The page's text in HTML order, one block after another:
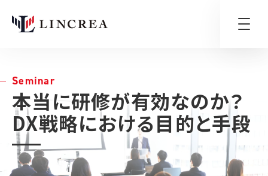
Seminar
本当に研修が有効なのか？
DX戦略における目的と手段